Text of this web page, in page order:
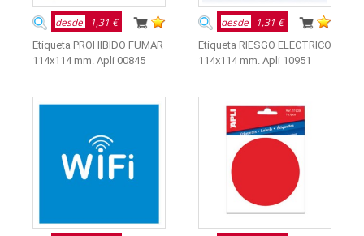
desde 1,31 €
Etiqueta PROHIBIDO FUMAR
114x114 mm. Apli 00845
desde 1,31 €
Etiqueta RIESGO ELECTRICO
114x114 mm. Apli 10951